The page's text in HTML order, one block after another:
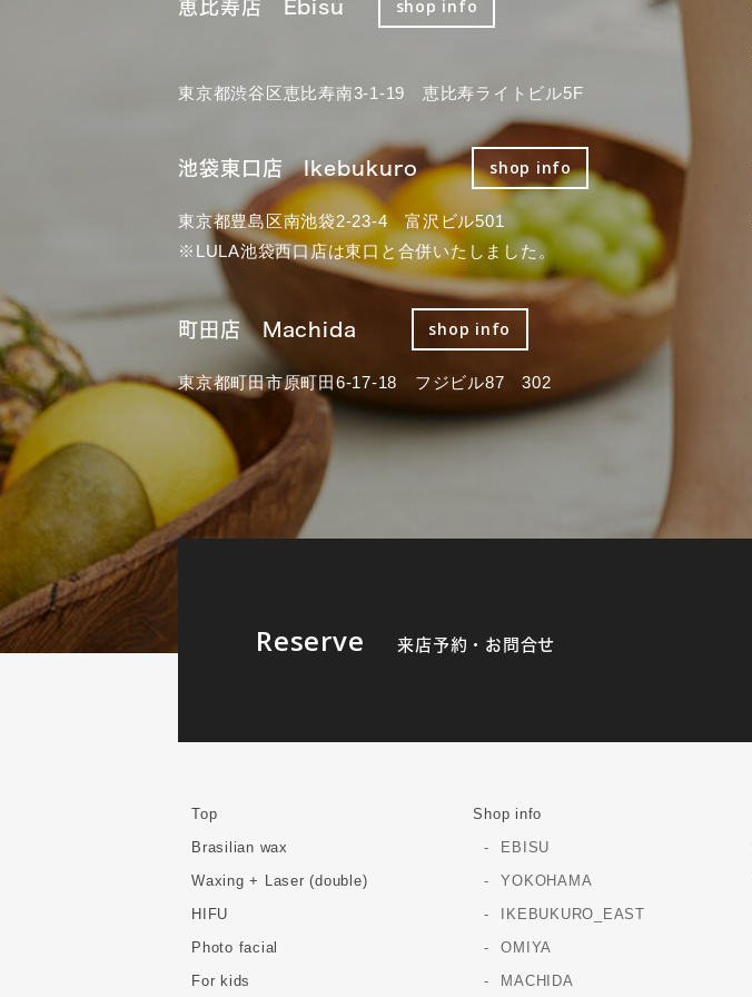
恵比寿店 Ebisu shop info
東京都渋谷区恵比寿南3-1-19 恵比寿ライトビル5F
池袋東口店 Ikebukuro shop info
東京都豊島区南池袋2-23-4 富沢ビル501
※LULA池袋西口店は東口と合併いたしました。
町田店 Machida shop info
東京都町田市原町田6-17-18 フジビル87 302
Reserve 来店予約・お問合せ
Top
Brasilian wax
Waxing + Laser (double)
HIFU
Photo facial
For kids
Shop info
EBISU
YOKOHAMA
IKEBUKURO_EAST
OMIYA
MACHIDA